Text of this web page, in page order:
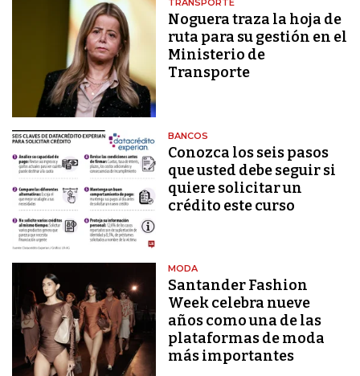
TRANSPORTE
Noguera traza la hoja de
ruta para su gestión en el
Ministerio de
Transporte
BANCOS
Conozca los seis pasos
que usted debe seguir si
quiere solicitar un
crédito este curso
MODA
Santander Fashion
Week celebra nueve
años como una de las
plataformas de moda
más importantes